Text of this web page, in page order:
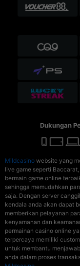
Dukungan
Mildcasino website yang
live game seperti
bermain game online
sehingga memudahkan
saja. Dengan server
kendala anda akan dapat
memberikan pelayanan
kenyamanan dan
permainan casino online
terpercaya memiliki
untuk membantu
anda dalam proses